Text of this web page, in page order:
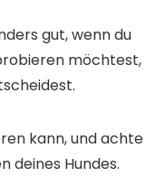
gut, wenn du
möchtest,
kann, und achte
deines Hundes.